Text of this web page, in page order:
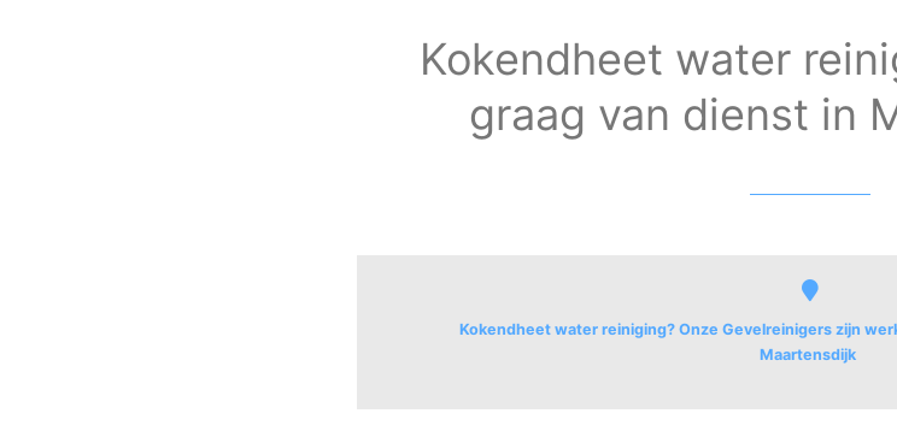
Kokendheet water
graag van dienst in
Kokendheet water reiniging? Onze Gevelreinigers zijn
Maartensdijk